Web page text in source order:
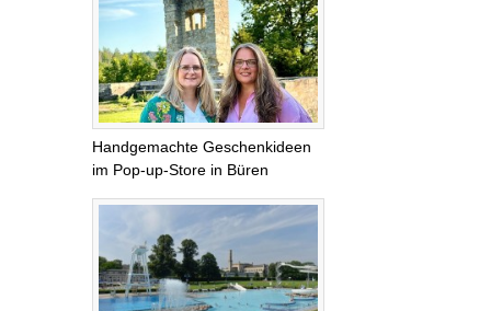
Handgemachte Geschenkideen
im Pop-up-Store in Büren